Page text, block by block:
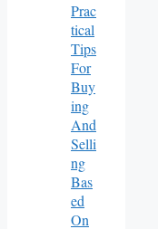
Prac
Tical
Tips
For
Buy
Ing
And
Selli
Ng
Bas
Ed
On